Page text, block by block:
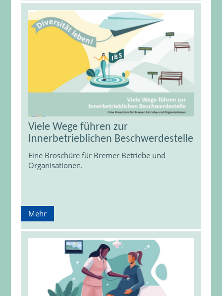
Viele Wege führen zur
Innerbetrieblichen Beschwerdestelle
Eine Broschüre für Bremer Betriebe und
Organisationen.
Mehr